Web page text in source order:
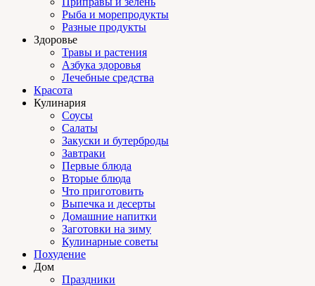
Рыба и морепродукты
Разные продукты
Здоровье
Травы и растения
Азбука здоровья
Лечебные средства
Красота
Кулинария
Соусы
Салаты
Закуски и бутерброды
Завтраки
Первые блюда
Вторые блюда
Что приготовить
Выпечка и десерты
Домашние напитки
Заготовки на зиму
Кулинарные советы
Похудение
Дом
Праздники